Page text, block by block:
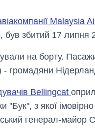
Malaysia
збитий 17 липня
на борту.
- громадяни
Bellingcat
з якої
генерал-майор